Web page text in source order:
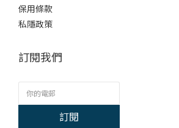
保用條款
私隱政策
訂閱我們
訂閱